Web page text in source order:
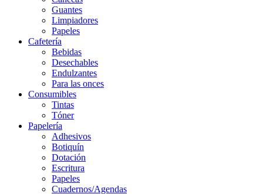
Guantes
Limpiadores
Papeles
Cafetería
Bebidas
Desechables
Endulzantes
Para las onces
Consumibles
Tintas
Tóner
Papelería
Adhesivos
Botiquín
Dotación
Escritura
Papeles
Cuadernos/Agendas